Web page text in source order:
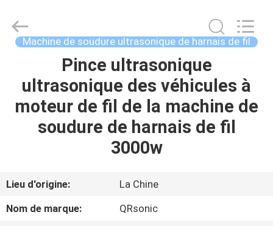
MAISON
PRODUITS
DE
NOUS
Automation
Equipment
Co.,Ltd. Machine de soudure ultrasonique de harnais de fil
Pince ultrasonique
ultrasonique des véhicules à
moteur de fil de la machine de
soudure de harnais de fil
3000w
Lieu d'origine:
La Chine
Nom de marque:
QRsonic